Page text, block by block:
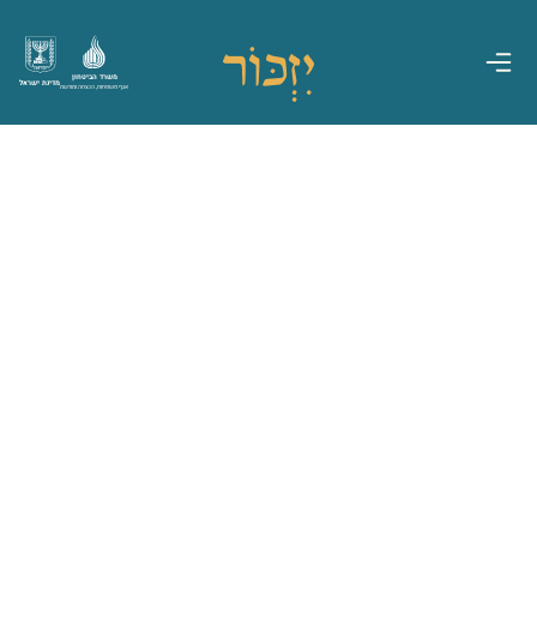
מדינת ישראל
משרד הביטחון
אגף משפחות, הנצחה ומורשת